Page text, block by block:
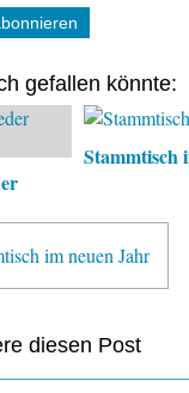
gefallen könnte:
Stammtisch
im neuen Jahr
diesen Post